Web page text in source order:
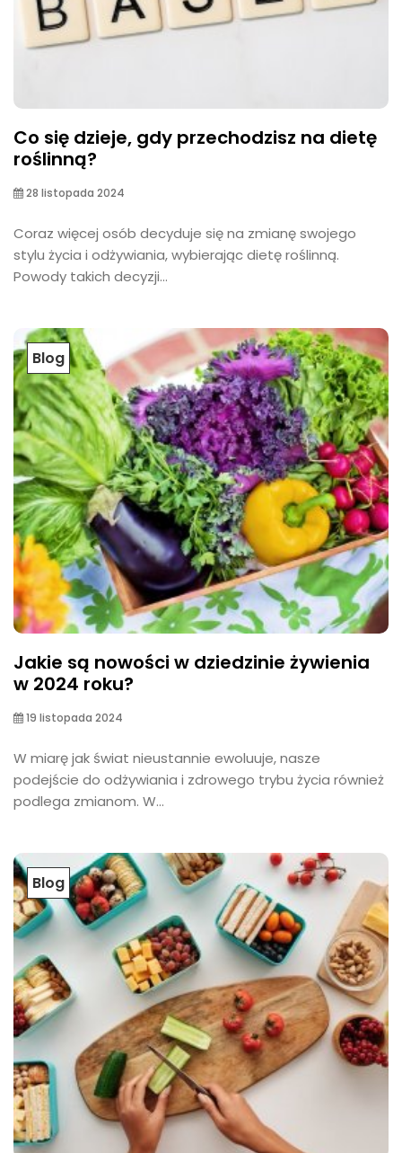
Co się dzieje, gdy przechodzisz na dietę
roślinną?
28 listopada 2024
Coraz więcej osób decyduje się na zmianę swojego
stylu życia i odżywiania, wybierając dietę roślinną.
Powody takich decyzji...
Blog
Jakie są nowości w dziedzinie żywienia
w 2024 roku?
19 listopada 2024
W miarę jak świat nieustannie ewoluuje, nasze
podejście do odżywiania i zdrowego trybu życia również
podlega zmianom. W...
Blog